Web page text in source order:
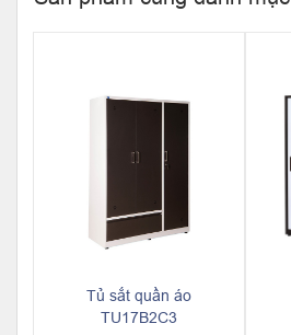
Tủ sắt quần áo
TU17B2C3